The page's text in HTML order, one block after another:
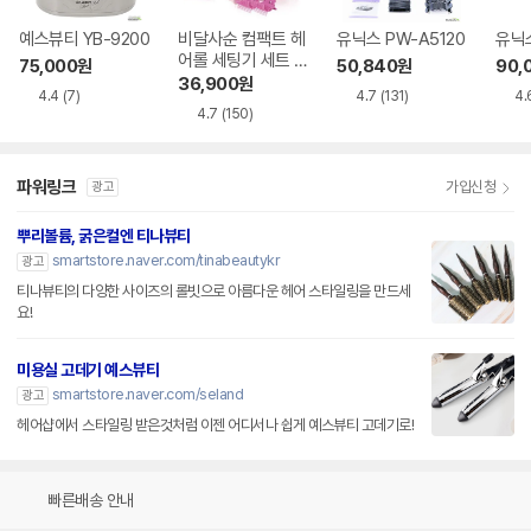
예스뷰티 YB-9200
75,000원
4.4 (7)
비달사순 컴팩트 헤
어롤 세팅기 세트 V
SHS10BK
36,900원
4.7 (150)
유닉스 PW-A5120
50,840원
4.7 (131)
유
파워링크 광고 가입신청
뿌리볼륨, 굵은컬엔 티나뷰티
광고 smartstore.naver.com/tinabeautykr
티나뷰티의 다양한 사이즈의 롤빗으로 아름다운 헤어 스타일링을 만드세
요!
미용실 고데기 예스뷰티
광고 smartstore.naver.com/seland
헤어샵에서 스타일링 받은것처럼 이젠 어디서나 쉽게 예스뷰티 고데기로!
빠른배송 안내